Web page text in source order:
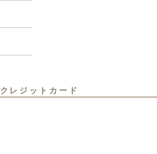
クレジットカード